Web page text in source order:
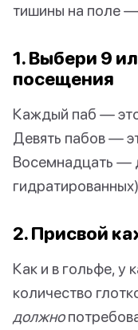
тишины на поле
1. Выбери 9
посещения
Каждый паб —
Девять пабов —
Восемнадцать —
2. Присвой
Как и в гольфе, у
количество
должно